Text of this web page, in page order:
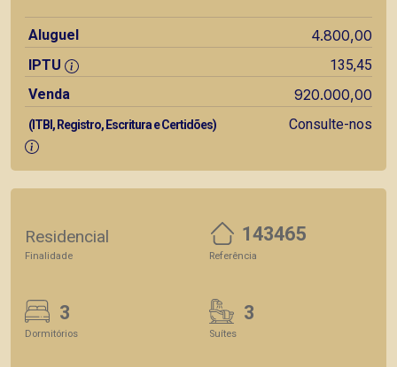
Aluguel 4.800,00
IPTU
135,45
Venda
920.000,00
(ITBI, Registro, Escritura e Certidões) Consulte-nos
Residencial
Finalidade
143465
Referência
3
Dormitórios
3
Suítes